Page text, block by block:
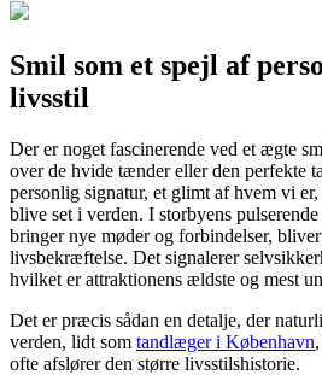
Smil som et spejl af
livsstil
Der er noget fascinerende ved et ægte
over de hvide tænder eller den perfekte
personlig signatur, et glimt af hvem vi
blive set i verden. I storbyens
bringer nye møder og forbindelser,
livsbekræftelse. Det signalerer
hvilket er attraktionens ældste og mest
Det er præcis sådan en detalje, der
verden, lidt som tandlæger i København
ofte afslører den større livsstilshistorie.